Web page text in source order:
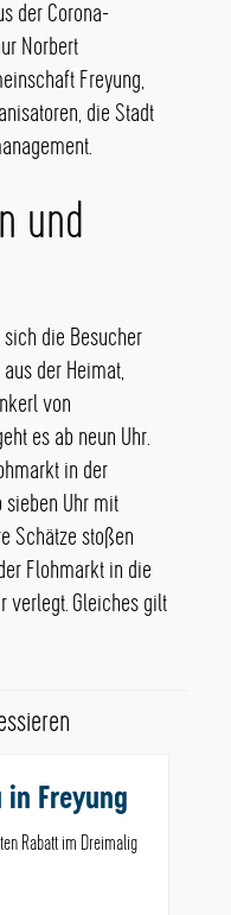
der Corona-
Norbert
Freyung,
die Stadt
und
sich die Besucher
der Heimat,
von
es ab neun Uhr.
in der
sieben Uhr mit
Schätze stoßen
Flohmarkt in die
verlegt. Gleiches gilt
in Freyung
Rabatt im Dreimalig